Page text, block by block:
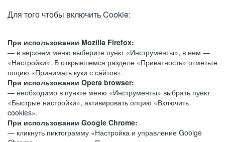
Для того чтобы включить Cookie:
При использовании Mozilla Firefox:
— в верхнем меню выберите пункт «Инструменты», в нем —
«Настройки». В открывшемся разделе «Приватность» отметьте
опцию «Принимать куки с сайтов».
При использовании Opera browser:
— необходимо в пункте меню «Инструменты» выбрать пункт
«Быстрые настройки», активировать опцию «Включить
cookies».
При использовании Google Chrome:
— кликнуть пиктограмму «Настройка и управление Goolge